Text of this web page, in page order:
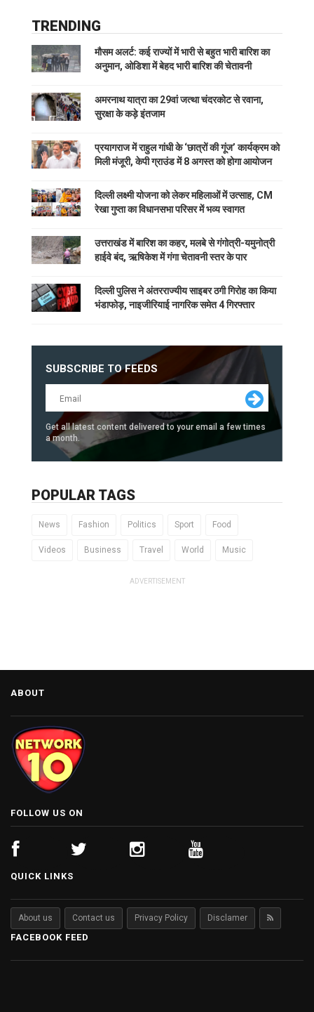
TRENDING
मौसम अलर्ट: कई राज्यों में भारी से बहुत भारी बारिश का
अनुमान, ओडिशा में बेहद भारी बारिश की चेतावनी
अमरनाथ यात्रा का 29वां जत्था चंदरकोट से रवाना,
सुरक्षा के कड़े इंतजाम
प्रयागराज में राहुल गांधी के ‘छात्रों की गूंज’ कार्यक्रम को
मिली मंजूरी, केपी ग्राउंड में 8 अगस्त को होगा आयोजन
दिल्ली लक्ष्मी योजना को लेकर महिलाओं में उत्साह, CM
रेखा गुप्ता का विधानसभा परिसर में भव्य स्वागत
उत्तराखंड में बारिश का कहर, मलबे से गंगोत्री-यमुनोत्री
हाईवे बंद, ऋषिकेश में गंगा चेतावनी स्तर के पार
दिल्ली पुलिस ने अंतरराज्यीय साइबर ठगी गिरोह का किया
भंडाफोड़, नाइजीरियाई नागरिक समेत 4 गिरफ्तार
SUBSCRIBE TO FEEDS
Get all latest content delivered to your email a few times
a month.
POPULAR TAGS
News Fashion Politics Sport Food
Videos Business Travel World Music
ADVERTISEMENT
ABOUT
FOLLOW US ON
QUICK LINKS
About us Contact us Privacy Policy Disclamer
FACEBOOK FEED